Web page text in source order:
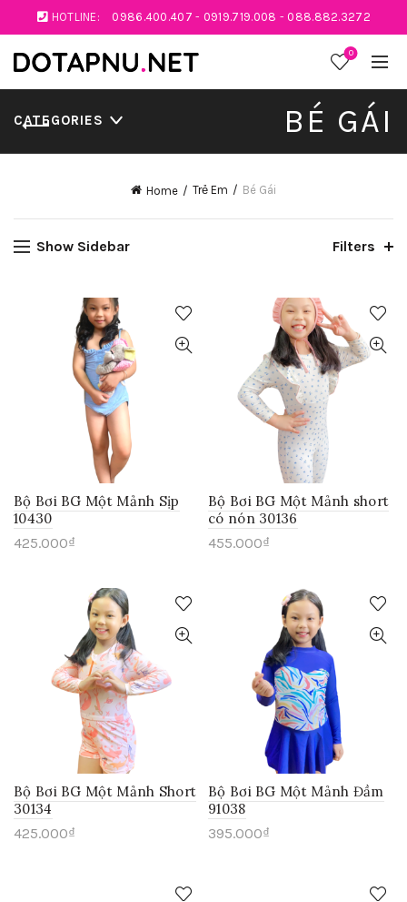
HOTLINE: 0986.400.407 - 0919.719.008 - 088.882.3272
0
BÉ GÁI
CATEGORIES
Home Trẻ Em Bé Gái
Show Sidebar Filters
Bộ Bơi BG Một Mảnh Sịp
10430
425.000₫
Bộ Bơi BG Một Mảnh short
có nón 30136
455.000₫
Bộ Bơi BG Một Mảnh Short
30134
425.000₫
Bộ Bơi BG Một Mảnh Đầm
91038
395.000₫